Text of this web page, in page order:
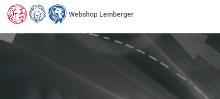
Webshop Lemberger